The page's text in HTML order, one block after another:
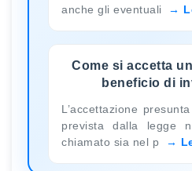
anche gli eventuali
Come si accetta
beneficio di
L’accettazione
prevista dalla legge
chiamato sia nel p